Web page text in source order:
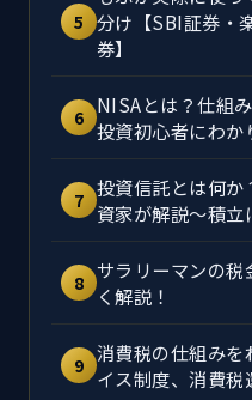
5 分け【SBI証券・
券】
6 NISAとは？仕組
投資初心者にわか
7 投資信託とは何
資家が解説～積立
8 サラリーマンの
く解説！
9 消費税の仕組み
イス制度、消費税